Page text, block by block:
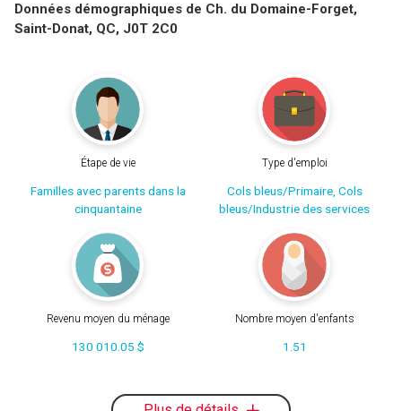
Données démographiques de Ch. du Domaine-Forget,
Saint-Donat, QC, J0T 2C0
Étape de vie
Familles avec parents dans la
cinquantaine
Type d'emploi
Cols bleus/Primaire, Cols
bleus/Industrie des services
Revenu moyen du ménage
130 010.05 $
Nombre moyen d'enfants
1.51